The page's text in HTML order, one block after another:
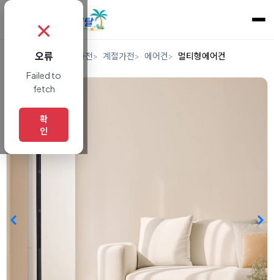
렌탈 디지털/가전 계절가전 에어컨 멀티형에어컨
✗
오류
Failed to
fetch
확
인